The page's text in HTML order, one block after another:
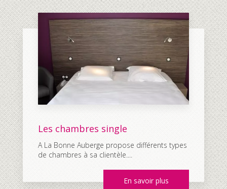
Les chambres single
A La Bonne Auberge propose différents types
de chambres à sa clientèle....
En savoir plus